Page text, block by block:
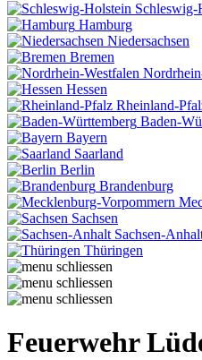
Schleswig-
Hamburg
Niedersachsen
Bremen
Hessen
Rheinland-
Baden-
Bayern
Saarland
Berlin
Brandenburg
Sachsen
Sachsen-
Thüringen
Feuerwehr